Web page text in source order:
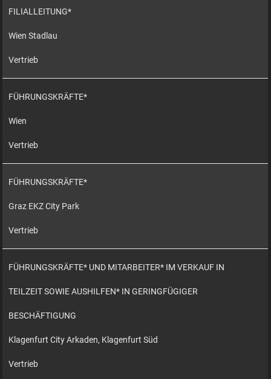
FILIALLEITUNG*
Wien Stadlau
Vertrieb
FÜHRUNGSKRÄFTE*
Wien
Vertrieb
FÜHRUNGSKRÄFTE*
Graz EKZ City Park
Vertrieb
FÜHRUNGSKRÄFTE* UND MITARBEITER* IM VERKAUF IN
TEILZEIT SOWIE AUSHILFEN* IN GERINGFÜGIGER
BESCHÄFTIGUNG
Klagenfurt City Arkaden, Klagenfurt Süd
Vertrieb